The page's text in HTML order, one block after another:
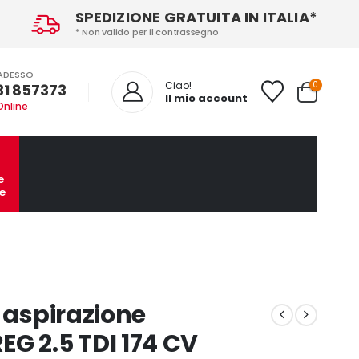
SPEDIZIONE GRATUITA IN ITALIA*
* Non valido per il contrassegno
857373 Ciao!
Il mio account
0
aspirazione
2.5 TDI 174 CV